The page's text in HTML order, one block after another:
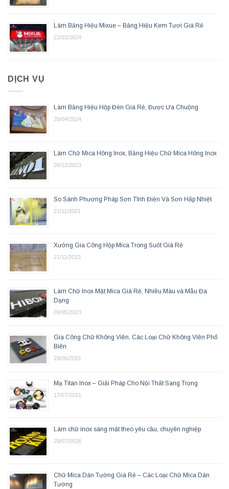
Làm Bảng Hiệu Mixue – Bảng Hiệu Kem Tươi Giá Rẻ
22/03/2024
DỊCH VỤ
Làm Bảng Hiệu Hộp Đèn Giá Rẻ, Được Ưa Chuộng
20/04/2024
Làm Chữ Mica Hông Inox, Bảng Hiệu Chữ Mica Hông Inox
09/12/2023
So Sánh Phương Pháp Sơn Tĩnh Điện Và Sơn Hấp Nhiệt
21/11/2021
Xưởng Gia Công Hộp Mica Trong Suốt Giá Rẻ
21/11/2023
Làm Chữ Inox Mặt Mica Giá Rẻ, Nhiều Màu và Mẫu Đa
Dạng
09/05/2023
Gia Công Chữ Không Viền, Các Loại Chữ Không Viền Phổ
Biến
29/06/2021
Mạ Titan Inox – Giải Pháp Cho Nội Thất Sang Trọng
17/07/2021
Làm chữ inox sáng mặt theo yêu cầu, chuyên nghiệp
29/07/2026
Chữ Mica Dán Tường Giá Rẻ – Các Loại Chữ Mica Dán
Tường